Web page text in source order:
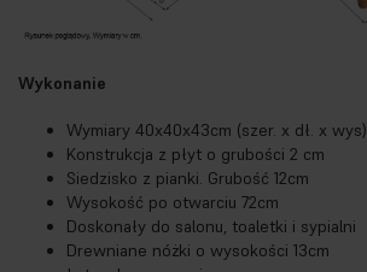
Wykonanie
Wymiary 40x40x43cm (szer. x dł. x wys)
Konstrukcja z płyt o grubości 2 cm
Siedzisko z pianki. Grubość 12cm
Wysokość po otwarciu 72cm
Doskonały do salonu, toaletki i sypialni
Drewniane nóżki o wysokości 13cm